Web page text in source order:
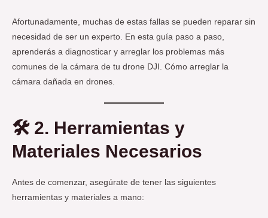
Afortunadamente, muchas de estas fallas se pueden reparar sin
necesidad de ser un experto. En esta guía paso a paso,
aprenderás a diagnosticar y arreglar los problemas más
comunes de la cámara de tu drone DJI. Cómo arreglar la
cámara dañada en drones.
🛠️ 2. Herramientas y
Materiales Necesarios
Antes de comenzar, asegúrate de tener las siguientes
herramientas y materiales a mano: